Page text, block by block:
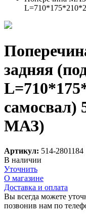
задняя
самосвал)
МАЗ)
Артикул: 514-2801184
В наличии
Уточнить
О магазине
Доставка и оплата
Вы всегда можете
позвонив нам по